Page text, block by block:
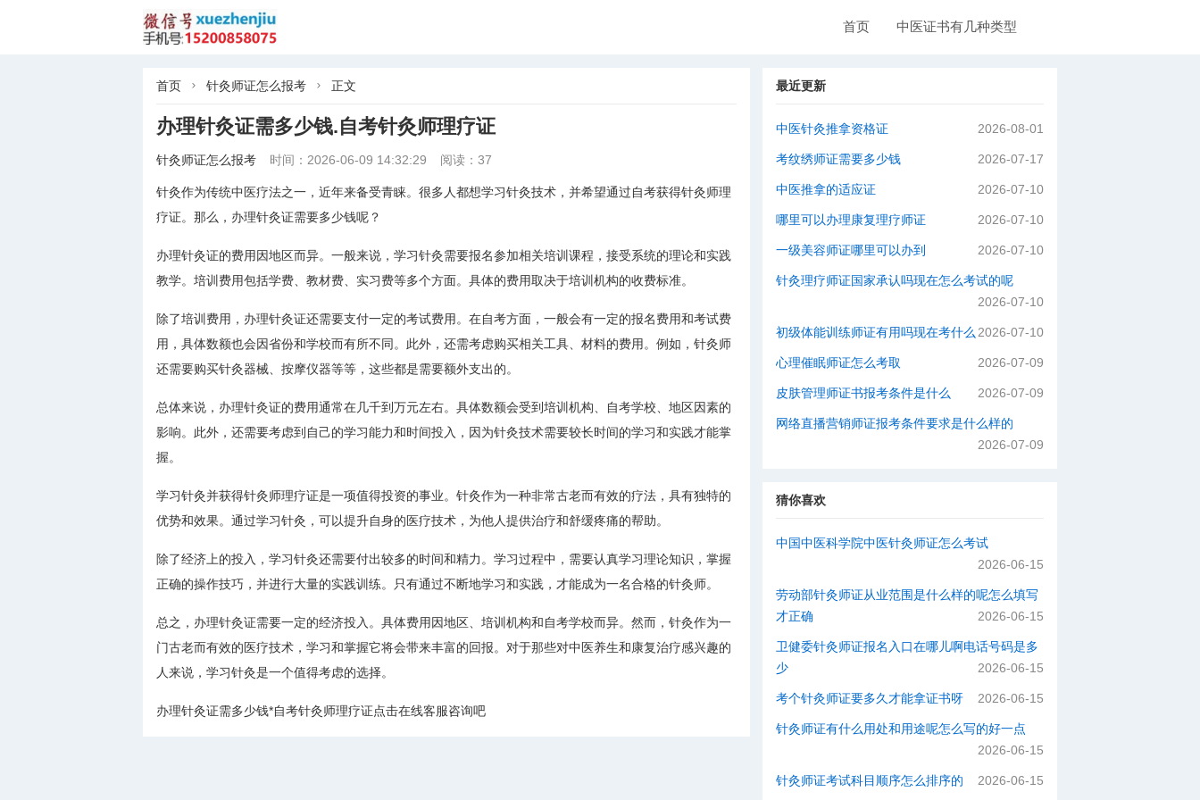
首页 中医证书有几种类型
首页  针灸师证怎么报考  正文
办理针灸证需多少钱.自考针灸师理疗证
针灸师证怎么报考 时间：2026-06-09 14:32:29 阅读：37
针灸作为传统中医疗法之一，近年来备受青睐。很多人都想学习针灸技术，并希望通过自考获得针灸师理
疗证。那么，办理针灸证需要多少钱呢？
办理针灸证的费用因地区而异。一般来说，学习针灸需要报名参加相关培训课程，接受系统的理论和实践
教学。培训费用包括学费、教材费、实习费等多个方面。具体的费用取决于培训机构的收费标准。
除了培训费用，办理针灸证还需要支付一定的考试费用。在自考方面，一般会有一定的报名费用和考试费
用，具体数额也会因省份和学校而有所不同。此外，还需考虑购买相关工具、材料的费用。例如，针灸师
还需要购买针灸器械、按摩仪器等等，这些都是需要额外支出的。
总体来说，办理针灸证的费用通常在几千到万元左右。具体数额会受到培训机构、自考学校、地区因素的
影响。此外，还需要考虑到自己的学习能力和时间投入，因为针灸技术需要较长时间的学习和实践才能掌
握。
学习针灸并获得针灸师理疗证是一项值得投资的事业。针灸作为一种非常古老而有效的疗法，具有独特的
优势和效果。通过学习针灸，可以提升自身的医疗技术，为他人提供治疗和舒缓疼痛的帮助。
除了经济上的投入，学习针灸还需要付出较多的时间和精力。学习过程中，需要认真学习理论知识，掌握
正确的操作技巧，并进行大量的实践训练。只有通过不断地学习和实践，才能成为一名合格的针灸师。
总之，办理针灸证需要一定的经济投入。具体费用因地区、培训机构和自考学校而异。然而，针灸作为一
门古老而有效的医疗技术，学习和掌握它将会带来丰富的回报。对于那些对中医养生和康复治疗感兴趣的
人来说，学习针灸是一个值得考虑的选择。
办理针灸证需多少钱*自考针灸师理疗证点击在线客服咨询吧
最近更新
中医针灸推拿资格证 2026-08-01
考纹绣师证需要多少钱 2026-07-17
中医推拿的适应证 2026-07-10
哪里可以办理康复理疗师证 2026-07-10
一级美容师证哪里可以办到 2026-07-10
针灸理疗师证国家承认吗现在怎么考试的呢
2026-07-10
初级体能训练师证有用吗现在考什么 2026-07-10
心理催眠师证怎么考取 2026-07-09
皮肤管理师证书报考条件是什么 2026-07-09
网络直播营销师证报考条件要求是什么样的
2026-07-09
猜你喜欢
中国中医科学院中医针灸师证怎么考试
2026-06-15
劳动部针灸师证从业范围是什么样的呢怎么填写
才正确
2026-06-15
卫健委针灸师证报名入口在哪儿啊电话号码是多
少
2026-06-15
考个针灸师证要多久才能拿证书呀 2026-06-15
针灸师证有什么用处和用途呢怎么写的好一点
2026-06-15
针灸师证考试科目顺序怎么排序的 2026-06-15